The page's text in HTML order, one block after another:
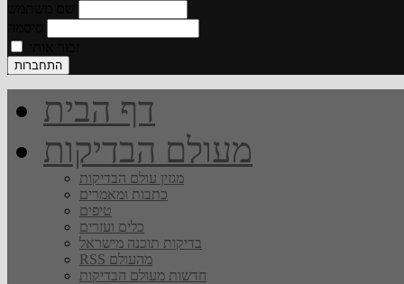
דף הבית
מעולם הבדיקות
מגזין עולם הבדיקות
כתבות ומאמרים
טיפים
כלים ועזרים
בדיקות תוכנה מישראל
RSS מהעולם
חדשות מעולם הבדיקות